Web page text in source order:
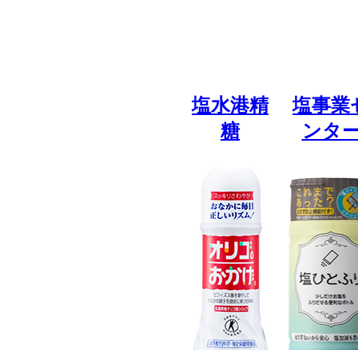
塩水港精
糖
塩事業
ンタ